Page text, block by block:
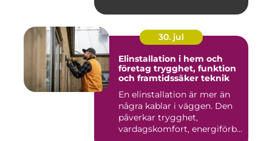
30. jul
Elinstallation i hem och
företag trygghet, funktion
och framtidssäker teknik
En elinstallation är mer än
några kablar i väggen. Den
påverkar trygghet,
vardagskomfort, energiförb...